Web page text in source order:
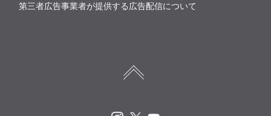
第三者広告事業者が提供する広告配信について